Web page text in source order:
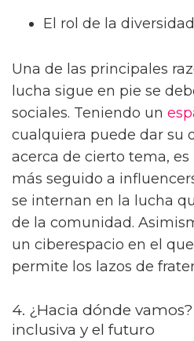
El rol de la
Una de las principales
lucha sigue en pie se
sociales. Teniendo un
cualquiera puede dar su
acerca de cierto tema,
más seguido a
se internan en la lucha
de la comunidad.
un ciberespacio en el
permite los lazos de
4. ¿Hacia dónde
inclusiva y el futuro